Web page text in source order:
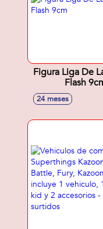
Figura Liga De
Flash
24 meses